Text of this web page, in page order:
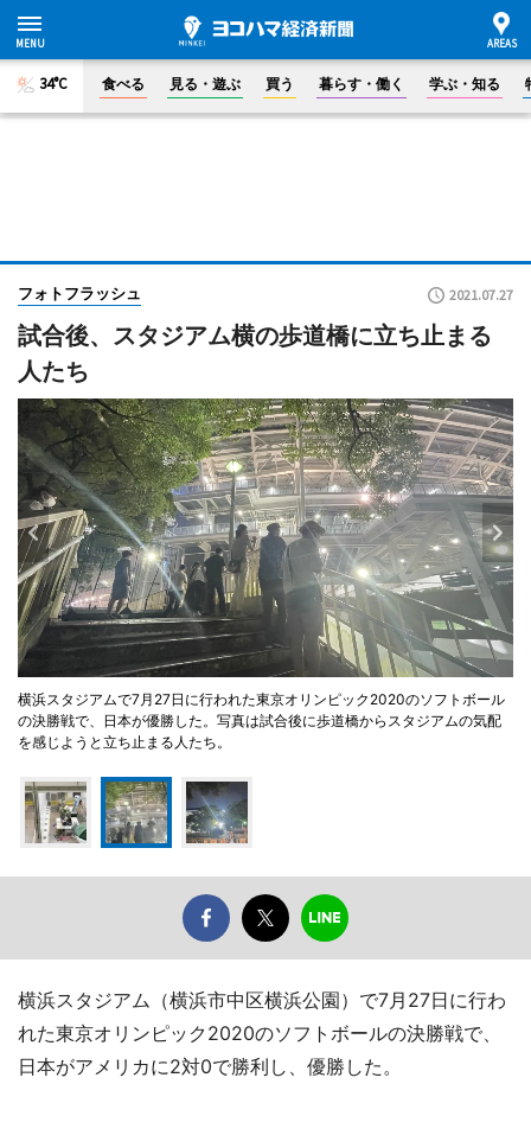
34°C 食べる 見る・遊ぶ 買う 暮らす・働く 学ぶ・知る
フォトフラッシュ 2021.07.27
試合後、スタジアム横の歩道橋に立ち止まる
人たち
横浜スタジアムで7月27日に行われた東京オリンピック2020のソフトボール
の決勝戦で、日本が優勝した。写真は試合後に歩道橋からスタジアムの気配
を感じようと立ち止まる人たち。
横浜スタジアム（横浜市中区横浜公園）で7月27日に行わ
れた東京オリンピック2020のソフトボールの決勝戦で、
日本がアメリカに2対0で勝利し、優勝した。